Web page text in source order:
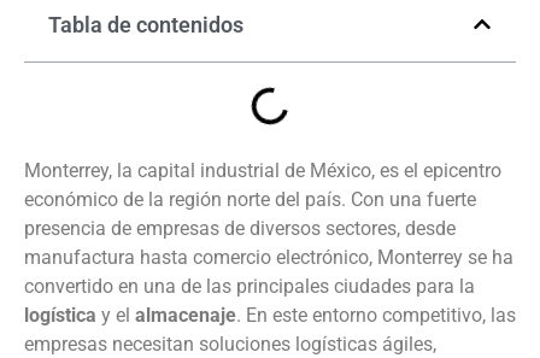
Tabla de contenidos
Monterrey, la capital industrial de México, es el epicentro
económico de la región norte del país. Con una fuerte
presencia de empresas de diversos sectores, desde
manufactura hasta comercio electrónico, Monterrey se ha
convertido en una de las principales ciudades para la
logística y el almacenaje. En este entorno competitivo, las
empresas necesitan soluciones logísticas ágiles,